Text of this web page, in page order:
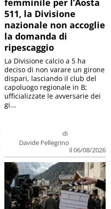
511, la Divisione
nazionale non accoglie
la domanda di
ripescaggio
di
Davide Pellegrino
il 06/08/2026
La Divisione calcio a 5 ha
deciso di non varare un girone
dispari, lasciando il club del
capoluogo regionale in B;
ufficializzate le avversarie dei
gi...